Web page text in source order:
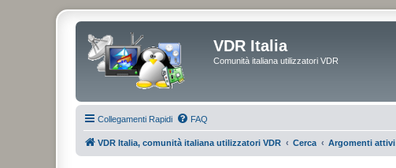
VDR Italia
Comunità italiana utilizzatori VDR
Collegamenti Rapidi FAQ
VDR Italia, comunità italiana utilizzatori VDR Cerca Argomenti attivi